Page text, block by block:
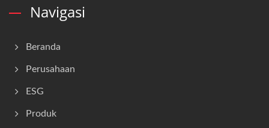
Navigasi
Beranda
Perusahaan
ESG
Produk